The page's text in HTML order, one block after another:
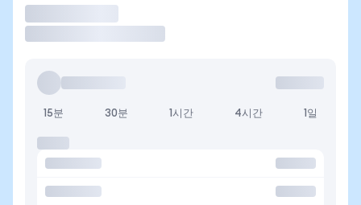
15분 30분 1시간 4시간 1일